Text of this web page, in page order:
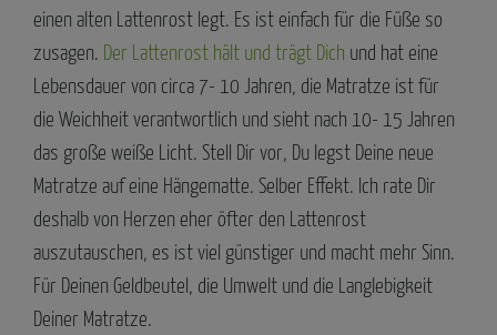
einen alten Lattenrost legt. Es ist einfach für die Füße so
zusagen. Der Lattenrost hält und trägt Dich und hat eine
Lebensdauer von circa 7- 10 Jahren, die Matratze ist für
die Weichheit verantwortlich und sieht nach 10- 15 Jahren
das große weiße Licht. Stell Dir vor, Du legst Deine neue
Matratze auf eine Hängematte. Selber Effekt. Ich rate Dir
deshalb von Herzen eher öfter den Lattenrost
auszutauschen, es ist viel günstiger und macht mehr Sinn.
Für Deinen Geldbeutel, die Umwelt und die Langlebigkeit
Deiner Matratze.